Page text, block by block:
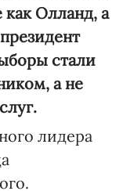
Олланд, а
стали
а не
лидера